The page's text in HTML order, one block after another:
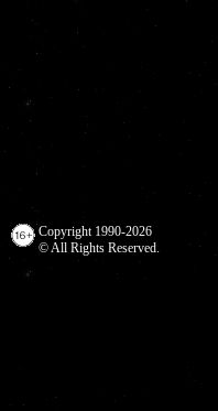
Copyright 1990-2026
© All Rights Reserved.